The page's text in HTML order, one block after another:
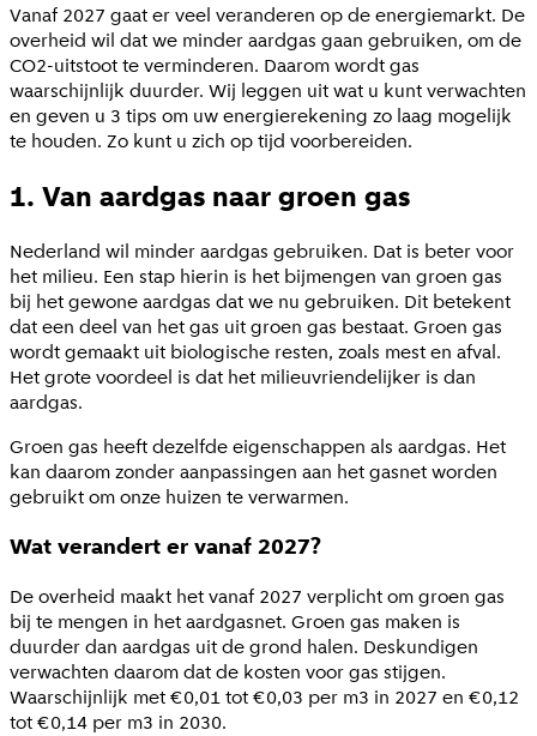
Vanaf 2027 gaat er veel veranderen op de energiemarkt. De
overheid wil dat we minder aardgas gaan gebruiken, om de
CO2-uitstoot te verminderen. Daarom wordt gas
waarschijnlijk duurder. Wij leggen uit wat u kunt verwachten
en geven u 3 tips om uw energierekening zo laag mogelijk
te houden. Zo kunt u zich op tijd voorbereiden.
1. Van aardgas naar groen gas
Nederland wil minder aardgas gebruiken. Dat is beter voor
het milieu. Een stap hierin is het bijmengen van groen gas
bij het gewone aardgas dat we nu gebruiken. Dit betekent
dat een deel van het gas uit groen gas bestaat. Groen gas
wordt gemaakt uit biologische resten, zoals mest en afval.
Het grote voordeel is dat het milieuvriendelijker is dan
aardgas.
Groen gas heeft dezelfde eigenschappen als aardgas. Het
kan daarom zonder aanpassingen aan het gasnet worden
gebruikt om onze huizen te verwarmen.
Wat verandert er vanaf 2027?
De overheid maakt het vanaf 2027 verplicht om groen gas
bij te mengen in het aardgasnet. Groen gas maken is
duurder dan aardgas uit de grond halen. Deskundigen
verwachten daarom dat de kosten voor gas stijgen.
Waarschijnlijk met €0,01 tot €0,03 per m3 in 2027 en €0,12
tot €0,14 per m3 in 2030.